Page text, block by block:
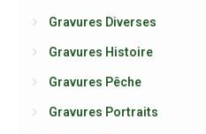
Gravures Diverses
Gravures Histoire
Gravures Pêche
Gravures Portraits